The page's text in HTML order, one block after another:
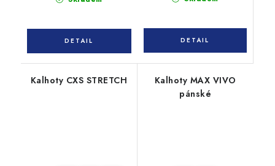
Kalhoty CXS STRETCH
Kalhoty MAX VIVO
pánské